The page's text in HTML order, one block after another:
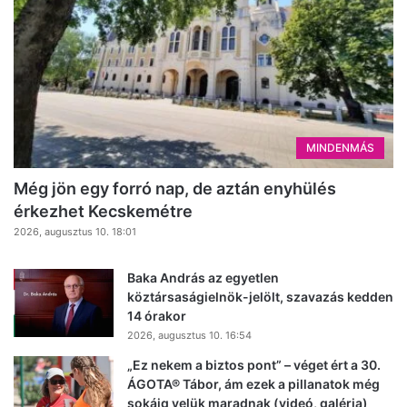
MINDENMÁS
Még jön egy forró nap, de aztán enyhülés
érkezhet Kecskemétre
2026, augusztus 10. 18:01
Baka András az egyetlen
köztársaságielnök-jelölt, szavazás kedden
14 órakor
2026, augusztus 10. 16:54
„Ez nekem a biztos pont” – véget ért a 30.
ÁGOTA® Tábor, ám ezek a pillanatok még
sokáig velük maradnak (videó, galéria)